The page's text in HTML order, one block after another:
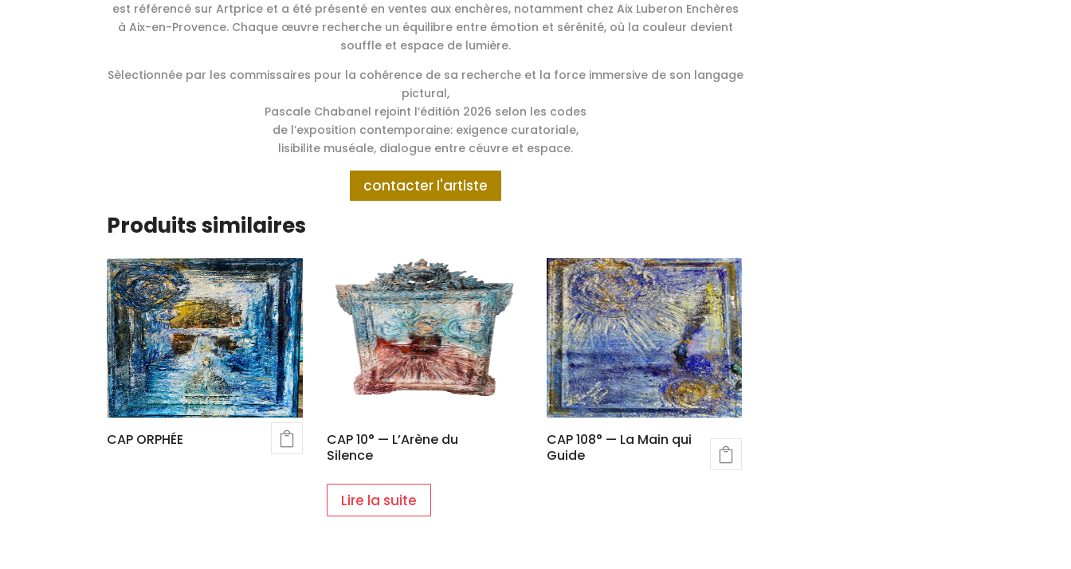
est référencé sur Artprice et a été présenté en ventes aux enchères, notamment chez Aix Luberon Enchères
à Aix-en-Provence. Chaque œuvre recherche un équilibre entre émotion et sérénité, où la couleur devient
souffle et espace de lumière.
Sèlectionnée par les commissaires pour la cohérence de sa recherche et la force immersive de son langage
pictural,
Pascale Chabanel rejoint l’éditión 2026 selon les codes
de l’exposition contemporaine: exigence curatoriale,
lisibilite muséale, dialogue entre céuvre et espace.
contacter l'artiste
Produits similaires
CAP ORPHÉE
CAP 10° — L’Arène du
Silence
Lire la suite
CAP 108° — La Main qui
Guide